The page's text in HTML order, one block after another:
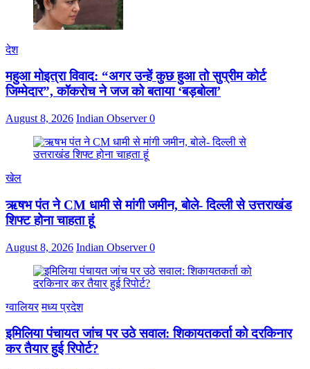
देश
महुआ मोइत्रा विवाद: “अगर उन्हें कुछ हुआ तो सुप्रीम कोर्ट
जिम्मेदार”, कॉकरोच ने जज को बताया ‘बड़बोला’
August 8, 2026 Indian Observer0
खेल
ऋषभ पंत ने CM धामी से मांगी जमीन, बोले- दिल्ली से उत्तराखंड
शिफ्ट होना चाहता हूं
August 8, 2026 Indian Observer0
ग्वालियर मध्य प्रदेश
इमिलिया पंचायत जांच पर उठे सवाल: शिकायतकर्ता को दरकिनार
कर तैयार हुई रिपोर्ट?